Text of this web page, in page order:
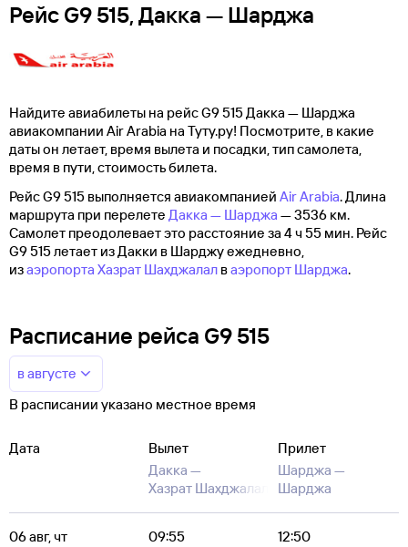
Рейс G9 515, Дакка — Шарджа
Найдите авиабилеты на рейс G9 515 Дакка — Шарджа
авиакомпании Air Arabia на Туту.ру! Посмотрите, в какие
даты он летает, время вылета и посадки, тип самолета,
время в пути, стоимость билета.
Рейс G9 515 выполняется авиакомпанией Air Arabia. Длина
маршрута при перелете Дакка — Шарджа — 3536 км.
Самолет преодолевает это расстояние за 4 ч 55 мин. Рейс
G9 515 летает из Дакки в Шарджу ежедневно,
изаэропорта Хазрат Шахджалал ваэропорт Шарджа.
Расписание рейса G9 515
в августе
В расписании указано местное время
Дата
Вылет
Дакка —
Хазрат Шахджалал
Прилет
Шарджа —
Шарджа
06 авг, чт 09:55
12:50